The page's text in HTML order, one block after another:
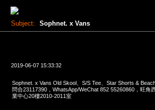
Subject: Sophnet. x Vans
2019-06-07 15:33:32
Sophnet. x Vans Old Skool、S/S Tee、Star Shorts &
問合23117390，WhatsApp/WeChat 852 55260860，旺角
業中心20樓2010-2011室